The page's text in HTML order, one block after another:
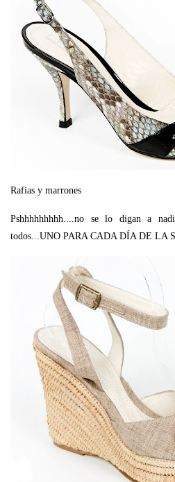
Rafias y marrones
Pshhhhhhhhh....no se lo digan a
todos...UNO PARA CADA DÍA DE LA